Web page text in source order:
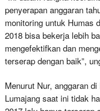
penyerapan anggaran
monitoring untuk Humas
2018 bisa bekerja lebih
mengefektifkan dan
terserap dengan baik”,
Menurut Nur, anggaran
Lumajang saat ini tidak